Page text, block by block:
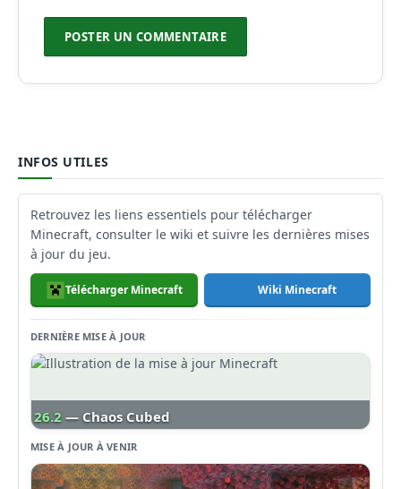
INFOS UTILES
Retrouvez les liens essentiels pour télécharger
Minecraft, consulter le wiki et suivre les dernières mises
à jour du jeu.
Télécharger Minecraft Wiki Minecraft
DERNIÈRE MISE À JOUR
26.2 — Chaos Cubed
MISE À JOUR À VENIR